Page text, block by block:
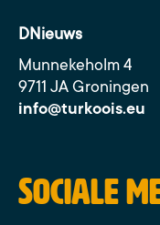
DNieuws
Munnekeholm 4
9711 JA Groningen
info@turkoois.eu
Sociale